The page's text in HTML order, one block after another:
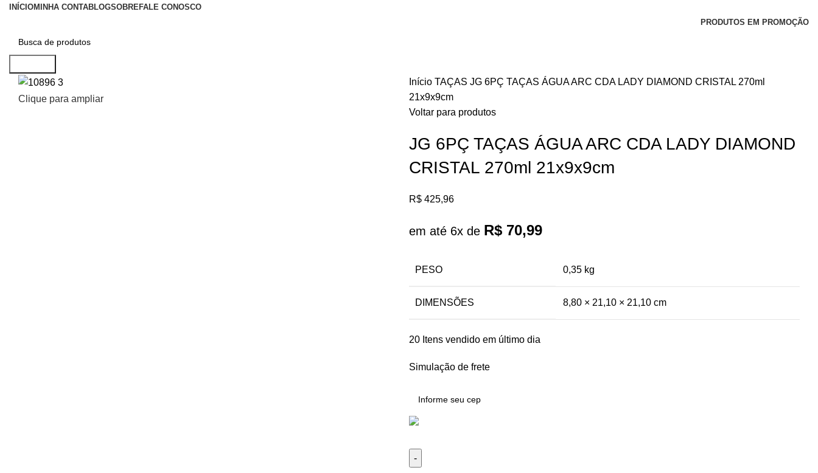
INÍCIOMINHA CONTABLOGSOBREFALE CONOSCO
PRODUTOS EM PROMOÇÃO
Clique para ampliar
Início TAÇAS JG 6PÇ TAÇAS ÁGUA ARC CDA LADY DIAMOND CRISTAL 270ml
21x9x9cm
Voltar para produtos
JG 6PÇ TAÇAS ÁGUA ARC CDA LADY DIAMOND
CRISTAL 270ml 21x9x9cm
R$ 425,96
em até 6x de R$ 70,99
PESO 0,35 kg
DIMENSÕES 8,80 × 21,10 × 21,10 cm
20 Itens vendido em último dia
Simulação de frete